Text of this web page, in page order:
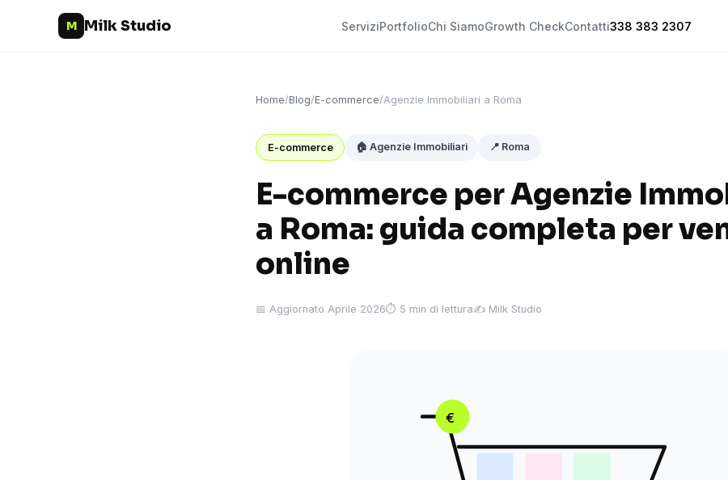
M Milk Studio ServiziPortfolioChi SiamoGrowth CheckContatti338 383 2307
Home/Blog/E-commerce/Agenzie Immobiliari a Roma
E-commerce 🏠 Agenzie Immobiliari 📍 Roma
E-commerce per Agenzie
a Roma: guida completa per
online
📅 Aggiornato Aprile 2026⏱ 5 min di lettura✍️ Milk Studio
€